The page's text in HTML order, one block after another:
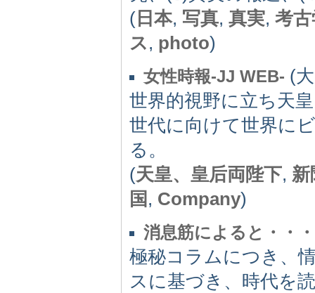
( 日本, 写真, 真実, 考
ス, photo)
女性時報-JJ WEB- (
世界的視野に立ち天
世代に向けて世界に
る。
(天皇、皇后両陛下, 新
国 , Company)
消息筋によると・・・
極秘コラムにつき、
スに基づき、時代を